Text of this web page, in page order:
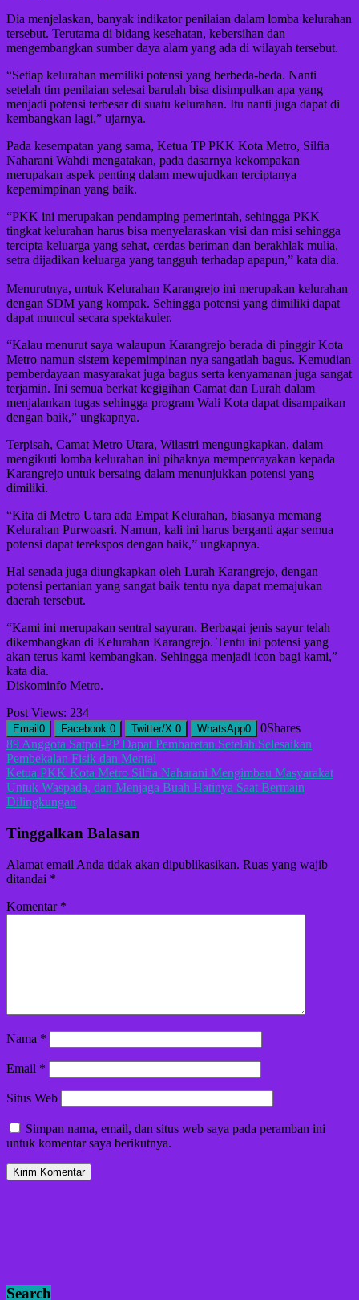
Dia menjelaskan, banyak indikator penilaian dalam lomba kelurahan
tersebut. Terutama di bidang kesehatan, kebersihan dan
mengembangkan sumber daya alam yang ada di wilayah tersebut.
“Setiap kelurahan memiliki potensi yang berbeda-beda. Nanti
setelah tim penilaian selesai barulah bisa disimpulkan apa yang
menjadi potensi terbesar di suatu kelurahan. Itu nanti juga dapat di
kembangkan lagi,” ujarnya.
Pada kesempatan yang sama, Ketua TP PKK Kota Metro, Silfia
Naharani Wahdi mengatakan, pada dasarnya kekompakan
merupakan aspek penting dalam mewujudkan terciptanya
kepemimpinan yang baik.
“PKK ini merupakan pendamping pemerintah, sehingga PKK
tingkat kelurahan harus bisa menyelaraskan visi dan misi sehingga
tercipta keluarga yang sehat, cerdas beriman dan berakhlak mulia,
setra dijadikan keluarga yang tangguh terhadap apapun,” kata dia.
Menurutnya, untuk Kelurahan Karangrejo ini merupakan kelurahan
dengan SDM yang kompak. Sehingga potensi yang dimiliki dapat
dapat muncul secara spektakuler.
“Kalau menurut saya walaupun Karangrejo berada di pinggir Kota
Metro namun sistem kepemimpinan nya sangatlah bagus. Kemudian
pemberdayaan masyarakat juga bagus serta kenyamanan juga sangat
terjamin. Ini semua berkat kegigihan Camat dan Lurah dalam
menjalankan tugas sehingga program Wali Kota dapat disampaikan
dengan baik,” ungkapnya.
Terpisah, Camat Metro Utara, Wilastri mengungkapkan, dalam
mengikuti lomba kelurahan ini pihaknya mempercayakan kepada
Karangrejo untuk bersaing dalam menunjukkan potensi yang
dimiliki.
“Kita di Metro Utara ada Empat Kelurahan, biasanya memang
Kelurahan Purwoasri. Namun, kali ini harus berganti agar semua
potensi dapat terekspos dengan baik,” ungkapnya.
Hal senada juga diungkapkan oleh Lurah Karangrejo, dengan
potensi pertanian yang sangat baik tentu nya dapat memajukan
daerah tersebut.
“Kami ini merupakan sentral sayuran. Berbagai jenis sayur telah
dikembangkan di Kelurahan Karangrejo. Tentu ini potensi yang
akan terus kami kembangkan. Sehingga menjadi icon bagi kami,”
kata dia.
Diskominfo Metro.
Post Views: 234
Email 0 Facebook 0 Twitter/X 0 WhatsApp0 0Shares
Navigasi
pos
89 Anggota Satpol-PP Dapat Pembaretan Setelah Selesaikan
Pembekalan Fisik dan Mental
Ketua PKK Kota Metro Silfia Naharani Mengimbau Masyarakat
Untuk Waspada, dan Menjaga Buah Hatinya Saat Bermain
Dilingkungan
Tinggalkan Balasan
Alamat email Anda tidak akan dipublikasikan. Ruas yang wajib
ditandai *
Komentar *
Nama *
Email *
Situs Web
Simpan nama, email, dan situs web saya pada peramban ini
untuk komentar saya berikutnya.
Search